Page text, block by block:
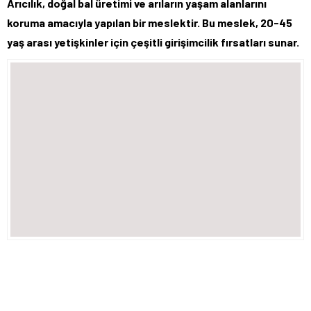
Arıcılık, doğal bal üretimi ve arıların yaşam alanlarını
koruma amacıyla yapılan bir meslektir. Bu meslek, 20-45
yaş arası yetişkinler için çeşitli girişimcilik fırsatları sunar.